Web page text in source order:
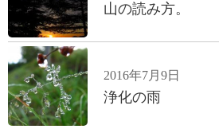
山の読み方。
2016年7月9日
浄化の雨